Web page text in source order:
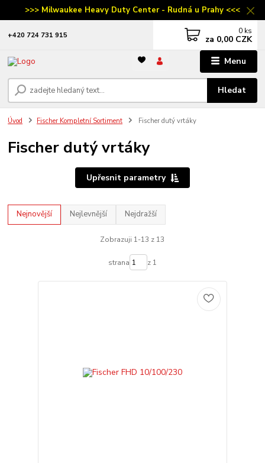
>>> Milwaukee Heavy Duty Center - Rudná u Prahy <<<
Menu
Hledat
‭+420 724 731 915 0 ks
za 0,00 CZK
Úvod Fischer Kompletní Sortiment Fischer dutý vrtáky
Fischer dutý vrtáky
Upřesnit parametry
Nejnovější Nejlevnější Nejdražší
Zobrazuji 1-13 z 13
strana z 1